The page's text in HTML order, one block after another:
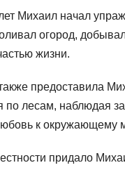
Михаил начал
огород,
жизни.
предоставила
по лесам, наблюдая
к окружающему
придало